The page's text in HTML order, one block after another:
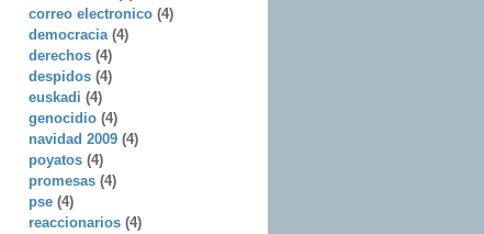
correo electronico (4)
democracia (4)
derechos (4)
despidos (4)
euskadi (4)
genocidio (4)
navidad 2009 (4)
poyatos (4)
promesas (4)
pse (4)
reaccionarios (4)